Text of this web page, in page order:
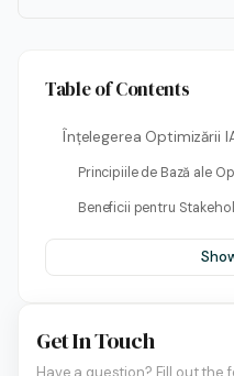
Table of Contents
Înțelegerea Optimizării
Principiile de Bază ale
Beneficii pentru
Get In Touch
Have a question? Fill out the